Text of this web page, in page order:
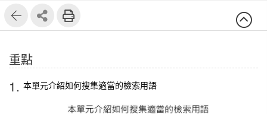
重點
1. 本單元介紹如何搜集適當的檢索用語